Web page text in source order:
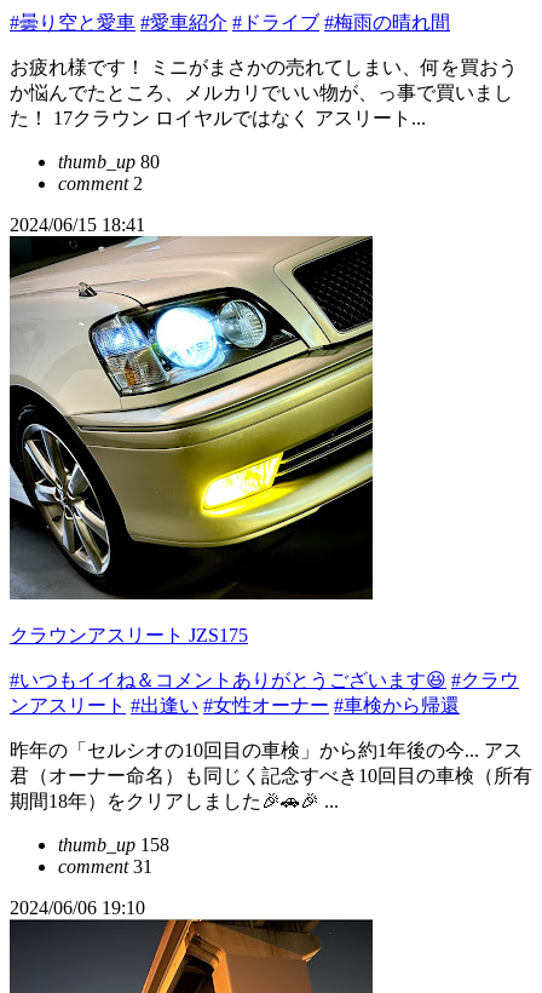
#曇り空と愛車 #愛車紹介 #ドライブ #梅雨の晴れ間
お疲れ様です！ ミニがまさかの売れてしまい、何を買おう
か悩んでたところ、メルカリでいい物が、っ事で買いまし
た！ 17クラウン ロイヤルではなく アスリート...
thumb_up 80
comment2
2024/06/15 18:41
クラウンアスリート JZS175
#いつもイイね＆コメントありがとうございます😆 #クラウ
ンアスリート #出逢い #女性オーナー #車検から帰還
昨年の「セルシオの10回目の車検」から約1年後の今... アス
君（オーナー命名）も同じく記念すべき10回目の車検（所有
期間18年）をクリアしました🎉🚗🎉 ...
thumb_up 158
comment31
2024/06/06 19:10